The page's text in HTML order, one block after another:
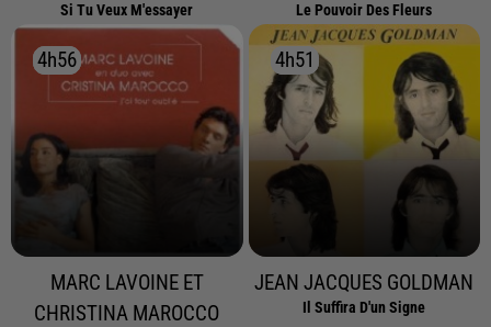
Si Tu Veux M'essayer Le Pouvoir Des Fleurs
4h56
4h56
MARC LAVOINE ET
CHRISTINA MAROCCO
4h51
4h51
JEAN JACQUES GOLDMAN
Il Suffira D'un Signe